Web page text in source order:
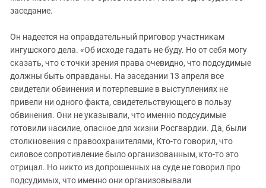
заседание.
Он надеется на оправдательный приговор участникам
ингушского дела. «Об исходе гадать не буду. Но от себя могу
сказать, что с точки зрения права очевидно, что подсудимые
должны быть оправданы. На заседании 13 апреля все
свидетели обвинения и потерпевшие в выступлениях не
привели ни одного факта, свидетельствующего в пользу
обвинения. Они не указывали, что именно подсудимые
готовили насилие, опасное для жизни Росгвардии. Да, были
столкновения с правоохранителями, Кто-то говорил, что
силовое сопротивление было организованным, кто-то это
отрицал. Но никто из допрошенных на суде не говорил про
подсудимых, что именно они организовывали